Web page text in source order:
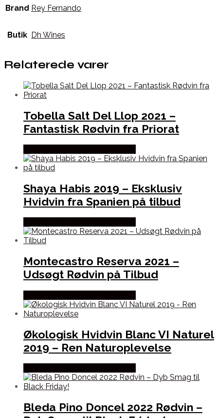
Brand Rey Fernando
Butik Dh Wines
Relaterede varer
Tobella Salt Del Llop 2021 –
Fantastisk Rødvin fra Priorat
Shaya Habis 2019 – Eksklusiv
Hvidvin fra Spanien på tilbud
Montecastro Reserva 2021 –
Udsøgt Rødvin på Tilbud
Økologisk Hvidvin Blanc VI Naturel
2019 – Ren Naturoplevelse
Bleda Pino Doncel 2022 Rødvin –